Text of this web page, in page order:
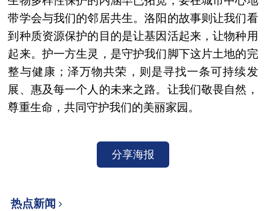
带学会与我们的邻居共生。洛阳的故事则让我们看
到种质资源保护的目的是让基因活起来，让物种用
起来。护一方生灵，是守护我们脚下这片土地的完
整与健康；泽万物共荣，则是寻找一条可持续发
展、惠及每一个人的未来之路。让我们敬畏自然，
尊重生命，共同守护我们的美丽家园。
分享海报
热点新闻